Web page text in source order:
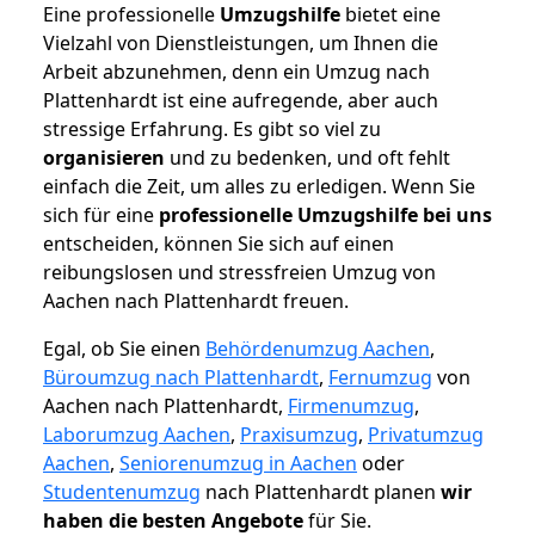
Eine professionelle Umzugshilfe bietet eine
Vielzahl von Dienstleistungen, um Ihnen die
Arbeit abzunehmen, denn ein Umzug nach
Plattenhardt ist eine aufregende, aber auch
stressige Erfahrung. Es gibt so viel zu
organisieren und zu bedenken, und oft fehlt
einfach die Zeit, um alles zu erledigen. Wenn Sie
sich für eine professionelle Umzugshilfe bei uns
entscheiden, können Sie sich auf einen
reibungslosen und stressfreien Umzug von
Aachen nach Plattenhardt freuen.
Egal, ob Sie einen Behördenumzug Aachen,
Büroumzug nach Plattenhardt, Fernumzug von
Aachen nach Plattenhardt, Firmenumzug,
Laborumzug Aachen, Praxisumzug, Privatumzug
Aachen, Seniorenumzug in Aachen oder
Studentenumzug nach Plattenhardt planen wir
haben die besten Angebotefür Sie.